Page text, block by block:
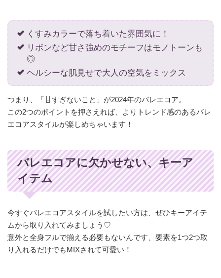
くすみカラーで落ち着いた雰囲気に！
リボンなど甘さ強めのモチーフはモノトーンも
◎
ヘルシーな肌見せで大人の空気をミックス
つまり、「甘すぎないこと」が2024年のバレエコア。
この2つのポイントを押さえれば、よりトレンド感のあるバレ
エコアスタイルが楽しめちゃいます！
バレエコアに欠かせない、キーア
イテム
今すぐバレエコアスタイルを試したい方は、ぜひキーアイテ
ムから取り入れてみましょう♡
意外と全身フルで揃える必要もないんです、要素を1つ2つ取
り入れるだけでもMIXされて可愛い！